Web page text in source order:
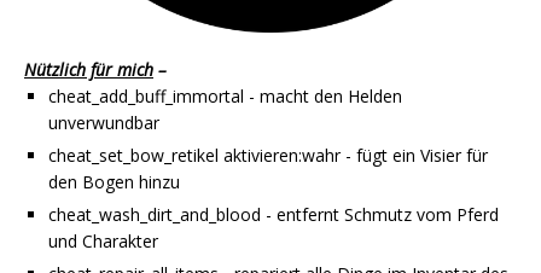
Nützlich für mich –
cheat_add_buff_immortal - macht den Helden
unverwundbar
cheat_set_bow_retikel aktivieren:wahr - fügt ein Visier für
den Bogen hinzu
cheat_wash_dirt_and_blood - entfernt Schmutz vom Pferd
und Charakter